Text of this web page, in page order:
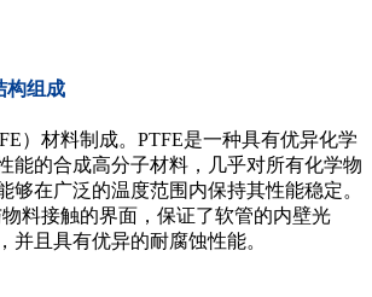
构组成
）材料制成。PTFE是一种具有优异化学
能的合成高分子材料，几乎对所有化学物
够在广泛的温度范围内保持其性能稳定。
料接触的界面，保证了软管的内壁光
并且具有优异的耐腐蚀性能。